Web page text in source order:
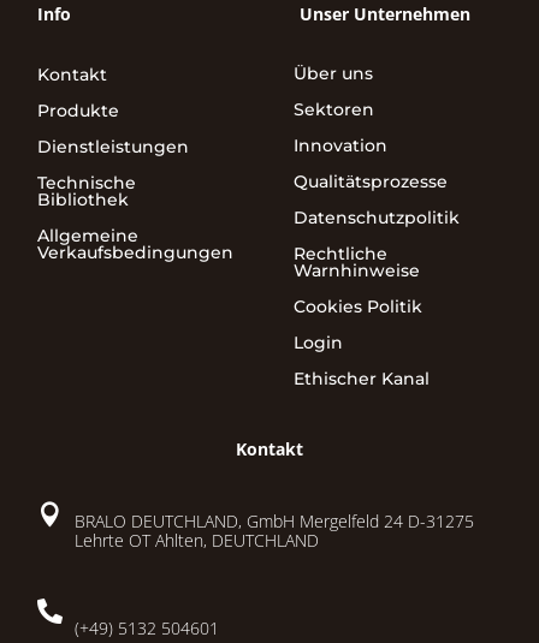
Info
Kontakt
Produkte
Dienstleistungen
Technische
Bibliothek
Allgemeine
Verkaufsbedingungen
Unser Unternehmen
Über uns
Sektoren
Innovation
Qualitätsprozesse
Datenschutzpolitik
Rechtliche
Warnhinweise
Cookies Politik
Login
Ethischer Kanal
Kontakt

BRALO DEUTCHLAND, GmbH Mergelfeld 24 D-31275
Lehrte OT Ahlten, DEUTCHLAND

(+49) 5132 504601